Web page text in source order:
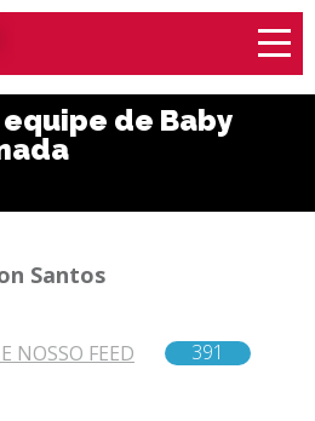
de Baby
Santos
NOSSO FEED 391